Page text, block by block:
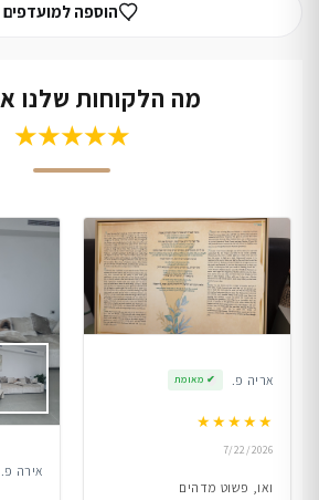
הוספה למועדפים
מה הלקוחות שלנו
★★★★★
אריה פ. ✔ מאומת
★★★★★
7/22/2026
ואו, פשוט מדהים
אירה פ.